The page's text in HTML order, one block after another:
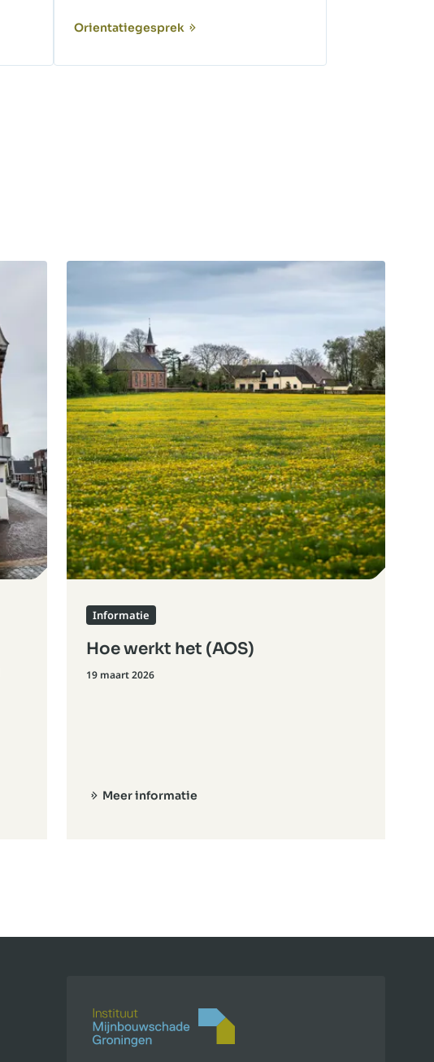
Orientatiegesprek
Hoe werkt het (AOS)
Informatie
19 maart 2026
Meer informatie